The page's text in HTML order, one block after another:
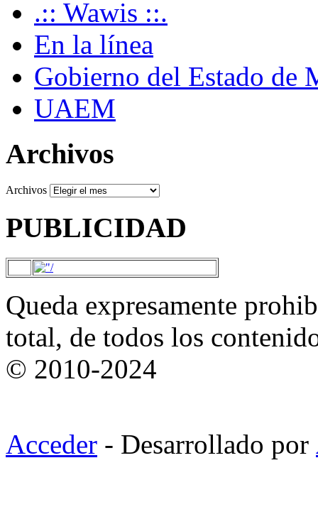
.:: Wawis ::.
En la línea
Gobierno del Estado de
UAEM
Archivos
Archivos
PUBLICIDAD
Queda expresamente
total, de todos los
© 2010-2024
Acceder - Desarrollado por